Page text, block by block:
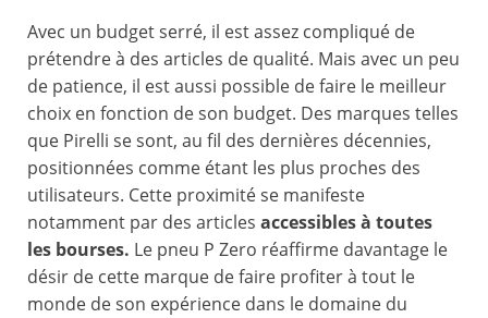
Avec un budget serré, il est assez compliqué de
prétendre à des articles de qualité. Mais avec un peu
de patience, il est aussi possible de faire le meilleur
choix en fonction de son budget. Des marques telles
que Pirelli se sont, au fil des dernières décennies,
positionnées comme étant les plus proches des
utilisateurs. Cette proximité se manifeste
notamment par des articles accessibles à toutes
les bourses. Le pneu P Zero réaffirme davantage le
désir de cette marque de faire profiter à tout le
monde de son expérience dans le domaine du